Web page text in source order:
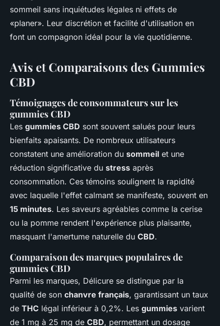
sommeil sans inquiétudes légales ni effets de
«planer». Leur discrétion et facilité d'utilisation en
font un compagnon idéal pour la vie quotidienne.
Avis et Comparaisons des Gummies
CBD
Témoignages de consommateurs sur les
gummies CBD
Les gummies CBD sont souvent salués pour leurs
bienfaits apaisants. De nombreux utilisateurs
constatent une amélioration du sommeil et une
réduction significative du stress après
consommation. Ces témoins soulignent la rapidité
avec laquelle l'effet calmant se manifeste, souvent en
15 minutes. Les saveurs agréables comme la cerise
ou la pomme rendent l'expérience plus plaisante,
masquant l'amertume naturelle du CBD.
Comparaison des marques populaires de
gummies CBD
Parmi les marques, Délicure se distingue par la
qualité de son chanvre français, garantissant un taux
de THC légal inférieur à 0,2%. Les gummies varient
de 1 mg à 25 mg de CBD, permettant un dosage